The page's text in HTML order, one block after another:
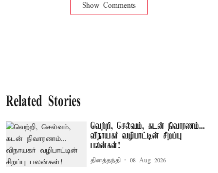
Show Comments
Related Stories
வெற்றி, செல்வம், கடன் நிவாரணம்...
விநாயகர் வழிபாட்டின் சிறப்பு
பலன்கள்!
தினத்தந்தி 08 Aug 2026